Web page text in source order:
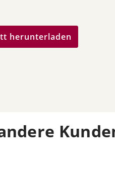
herunterladen